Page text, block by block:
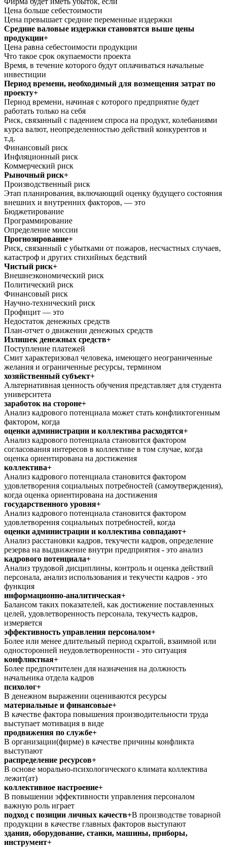
Цена больше себестоимости
Цена превышает средние переменные издержки
Средние валовые издержки становятся выше цены
продукции+
Цена равна себестоимости продукции
Что такое срок окупаемости проекта
Время, в течение которого будут оплачиваться начальные
инвестиции
Период времени, необходимый для возмещения затрат по
проекту+
Период времени, начиная с которого предприятие будет
работать только на себя
Риск, связанный с падением спроса на продукт, колебаниями
курса валют, неопределенностью действий конкурентов и
т.д.
Финансовый риск
Инфляционный риск
Коммерческий риск
Рыночный риск+
Производственный риск
Этап планирования, включающий оценку будущего состояния
внешних и внутренних факторов, — это
Бюджетирование
Программирование
Определение миссии
Прогнозирование+
Риск, связанный с убытками от пожаров, несчастных случаев,
катастроф и других стихийных бедствий
Чистый риск+
Внешнеэкономический риск
Политический риск
Финансовый риск
Научно-технический риск
Профицит — это
Недостаток денежных средств
План-отчет о движении денежных средств
Излишек денежных средств+
Поступление платежей
Смит характеризовал человека, имеющего неограниченные
желания и ограниченные ресурсы, термином
хозяйственный субъект+
Альтернативная ценность обучения представляет для студента
университета
заработок на стороне+
Анализ кадрового потенциала может стать конфликтогенным
фактором, когда
оценки администрации и коллектива расходятся+
Анализ кадрового потенциала становится фактором
согласования интересов в коллективе в том случае, когда
оценка ориентирована на достижения
коллектива+
Анализ кадрового потенциала становится фактором
удовлетворения социальных потребностей (самоутверждения),
когда оценка ориентирована на достижения
государственного уровня+
Анализ кадрового потенциала становится фактором
удовлетворения социальных потребностей, когда
оценки администрации и коллектива совпадают+
Анализ расстановки кадров, текучести кадров, определение
резерва на выдвижение внутри предприятия - это анализ
кадрового потенциала+
Анализ трудовой дисциплины, контроль и оценка действий
персонала, анализ использования и текучести кадров - это
функция
информационно-аналитическая+
Балансом таких показателей, как достижение поставленных
целей, удовлетворенность персонала, текучесть кадров,
измеряется
эффективность управления персоналом+
Более или менее длительный период скрытой, взаимной или
односторонней неудовлетворенности - это ситуация
конфликтная+
Более предпочтителен для назначения на должность
начальника отдела кадров
психолог+
В денежном выражении оцениваются ресурсы
материальные и финансовые+
В качестве фактора повышения производительности труда
выступает мотивация в виде
продвижения по службе+
В организации(фирме) в качестве причины конфликта
выступают
распределение ресурсов+
В основе морально-психологического климата коллектива
лежит(ат)
коллективное настроение+
В повышении эффективности управления персоналом
важную роль играет
подход с позиции личных качеств+В производстве товарной
продукции в качестве главных факторов выступают
здания, оборудование, станки, машины, приборы,
инструмент+